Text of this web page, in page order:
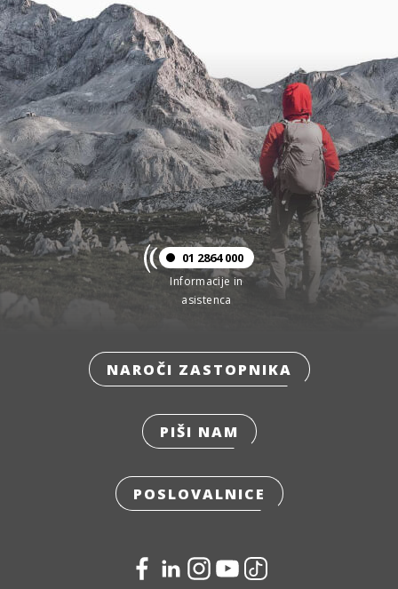
01 2864 000
Informacije in
asistenca
NAROČI ZASTOPNIKA
PIŠI NAM
POSLOVALNICE